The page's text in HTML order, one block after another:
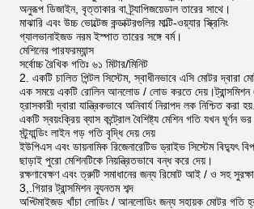
অনুরূপ ডিজাইন, বৃত্তাকার বা ট্র্যাপিজয়েডাল তারের সাথে।
মাঝারি এবং উচ্চ ভোল্টেজ কন্ডাক্টরগুলির মাল্টি-ওয়্যার স্ক্রিনিং
গ্যালভানাইজড নরম ইস্পাত তারের সঙ্গে বর্ম।
মেশিনের পারফরম্যান্স
সর্বোচ্চ রৈখিক গতিঃ ৬১ মিটার/মিনিট
2. একটি চালিত পিন্টল সিস্টেম, স্বাধীনভাবে এসি মোটর দ্বারা
এক সময়ে একটি রোলিন আনলোড / লোড করতে দেয়।ট্রান্সমিশন
হ্রাসকারী দ্বারা যান্ত্রিকভাবে অনিবার্য নিরাপদ লক নিশ্চিত করা হয়.
একটি স্বয়ংক্রিয় ব্যাস কন্ট্রোল বৈশিষ্ট্য মেশিন গতি যখন ঘূর্ণন
স্ট্র্যান্ডিং লাইন গড় গতি বৃদ্ধি দেয় দেয়
ইউপিএস এবং ডায়নামিক রিজেনারেটিভ ড্রাইভ সিস্টেম বিদ্যুৎ
ছাড়াই পুরো মেশিনটিকে নিয়ন্ত্রিতভাবে বন্ধ করে দেয়।
রক্ষণাবেক্ষণ এবং ত্রুটি সমাধানের জন্য রিমোট আই / ও সহ
3,.গিয়ার ট্রান্সমিশন ন্যূনতম শব্দ
অপ্টিমাইজড খাঁচা লোডিং / আনলোডিং জন্য সহায়ক মোটর গতি